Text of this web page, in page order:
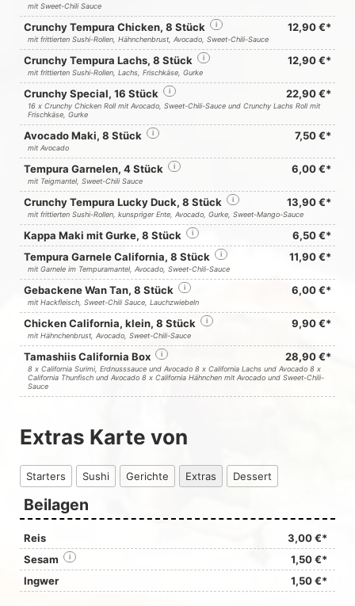
mit Sweet-Chili Sauce
Crunchy Tempura Chicken, 8 Stück i 12,90 €*
mit frittierten Sushi-Rollen, Hähnchenbrust, Avocado, Sweet-Chili-Sauce
Crunchy Tempura Lachs, 8 Stück i 12,90 €*
mit frittierten Sushi-Rollen, Lachs, Frischkäse, Gurke
Crunchy Special, 16 Stück i 22,90 €*
16 x Crunchy Chicken Roll mit Avocado, Sweet-Chili-Sauce und Crunchy Lachs Roll mit
Frischkäse, Gurke
Avocado Maki, 8 Stück i 7,50 €*
mit Avocado
Tempura Garnelen, 4 Stück i 6,00 €*
mit Teigmantel, Sweet-Chili Sauce
Crunchy Tempura Lucky Duck, 8 Stück i 13,90 €*
mit frittierten Sushi-Rollen, kunspriger Ente, Avocado, Gurke, Sweet-Mango-Sauce
Kappa Maki mit Gurke, 8 Stück i
6,50 €*
Tempura Garnele California, 8 Stück
i 11,90 €*
mit Garnele im Tempuramantel, Avocado, Sweet-Chili-Sauce
Gebackene Wan Tan, 8 Stück i 6,00 €*
mit Hackfleisch, Sweet-Chili Sauce, Lauchzwiebeln
Chicken California, klein, 8 Stück i 9,90 €*
mit Hähnchenbrust, Avocado, Sweet-Chili-Sauce
Tamashiis California Box i 28,90 €*
8 x California Surimi, Erdnusssauce und Avocado 8 x California Lachs und Avocado 8 x
California Thunfisch und Avocado 8 x California Hähnchen mit Avocado und Sweet-Chili-
Sauce
Extras Karte von
Starters Sushi Gerichte Extras Dessert
Beilagen
Reis
3,00 €*
Sesam
1,50 €*
i
Ingwer 1,50 €*